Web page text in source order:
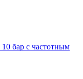
бар с частотным